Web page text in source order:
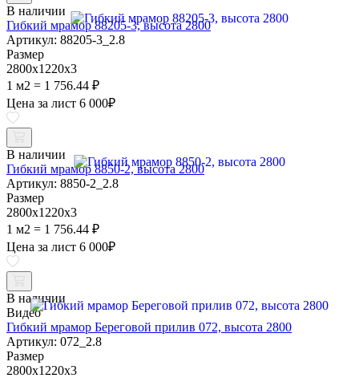
В наличии
Гибкий мрамор 88205-3, высота 2800
Артикул: 88205-3_2.8
Размер
2800х1220х3
1 м2 = 1 756.44 ₽
Цена за лист 6 000₽
В наличии
Гибкий мрамор 8850-2, высота 2800
Артикул: 8850-2_2.8
Размер
2800х1220х3
1 м2 = 1 756.44 ₽
Цена за лист 6 000₽
В наличии
Видео
Гибкий мрамор Береговой прилив 072, высота 2800
Артикул: 072_2.8
Размер
2800х1220х3